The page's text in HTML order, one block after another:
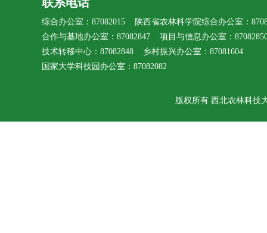
综合办公室：87082015 陕西省农林科学院综合办公室：
合作与基地办公室：87082847 项目与信息办公室：
技术转移中心：87082848 乡村振兴办公室：87081604
国家大学科技园办公室：87082082
版权所有 西北农林科技